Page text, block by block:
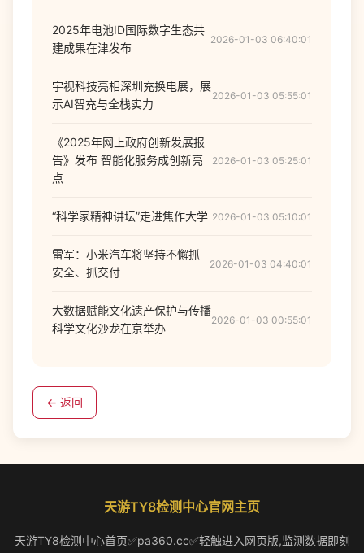
2025年电池ID国际数字生态共
建成果在津发布
2026-01-03 06:40:01
宇视科技亮相深圳充换电展，展
示AI智充与全栈实力
2026-01-03 05:55:01
《2025年网上政府创新发展报
告》发布 智能化服务成创新亮
点
2026-01-03 05:25:01
“科学家精神讲坛”走进焦作大学 2026-01-03 05:10:01
雷军：小米汽车将坚持不懈抓
安全、抓交付
2026-01-03 04:40:01
大数据赋能文化遗产保护与传播
科学文化沙龙在京举办
2026-01-03 00:55:01
← 返回
天游TY8检测中心官网主页
天游TY8检测中心首页✅pa360.cc✅轻触进入网页版,监测数据即刻